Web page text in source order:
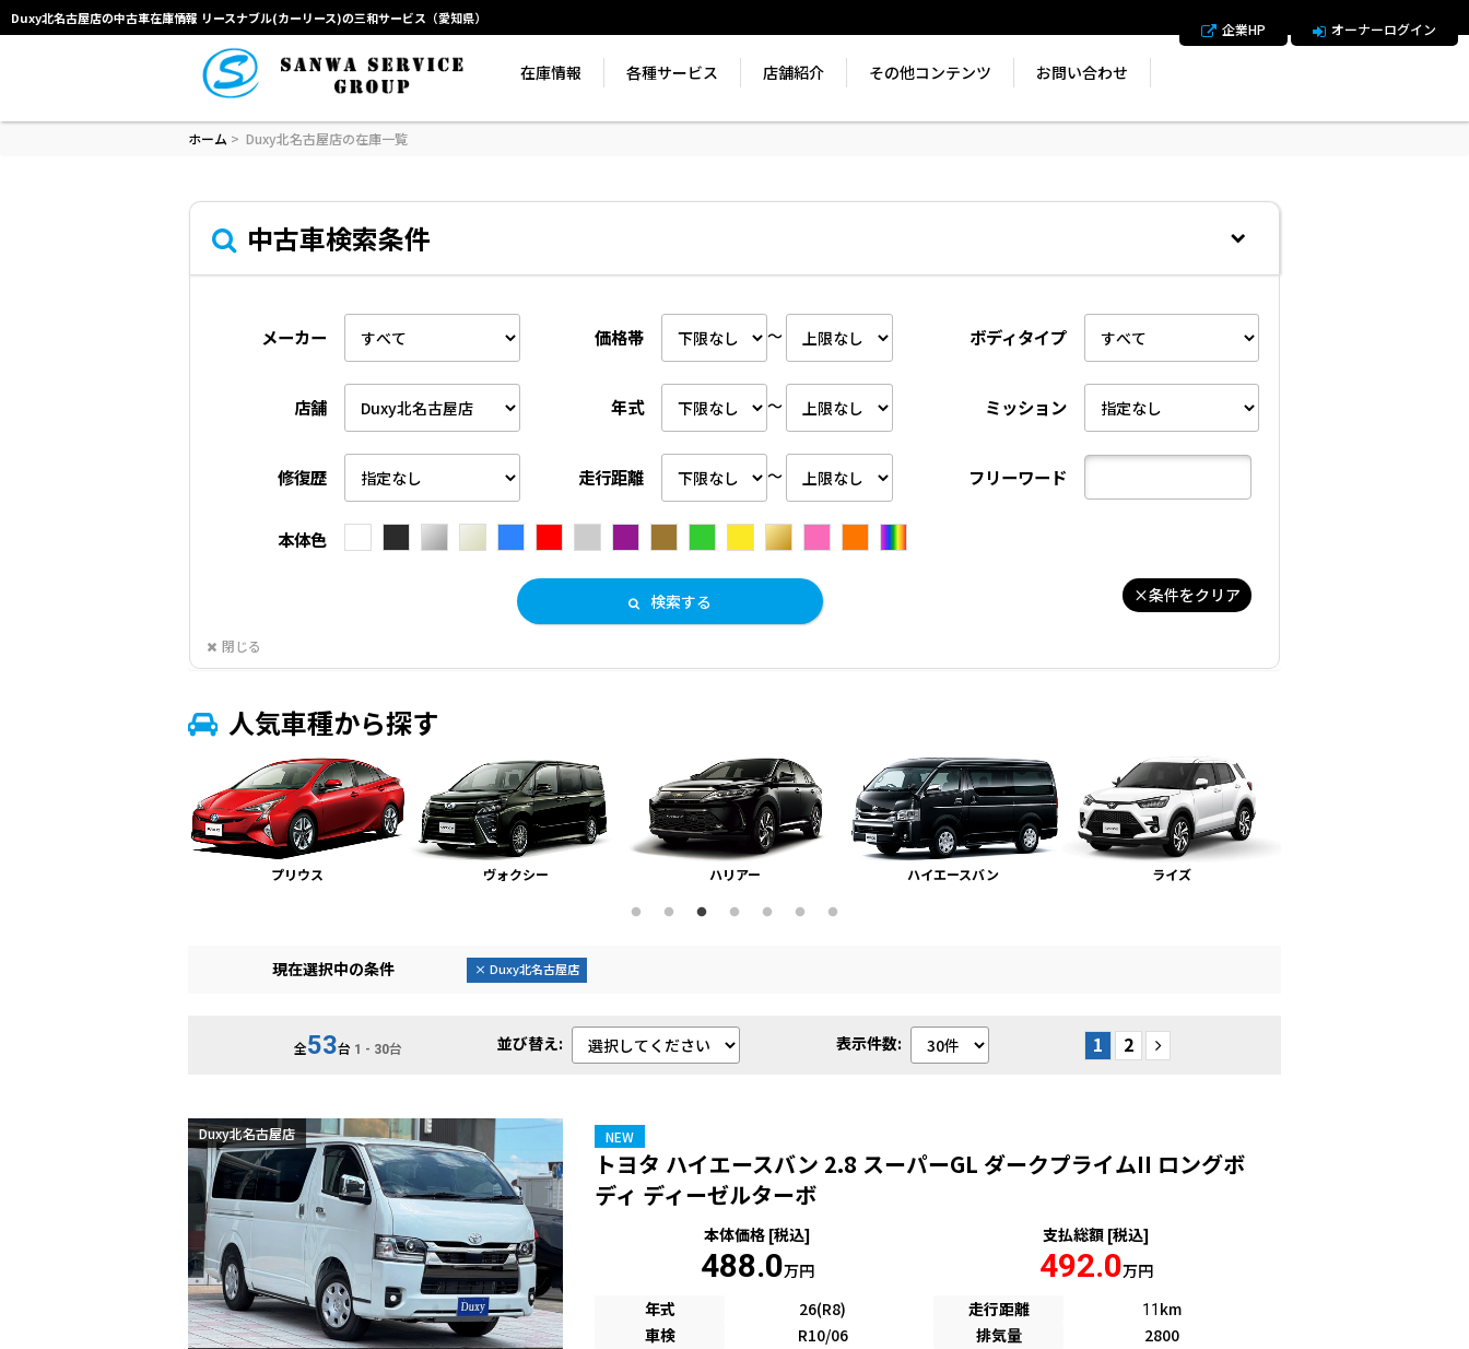
Duxy北名古屋店の中古車在庫情報 リースナブル(カーリース)の三和サービス（愛知県）
企業HP オーナーログイン
在庫情報 各種サービス 店舗紹介 その他コンテンツ お問い合わせ
ホーム > Duxy北名古屋店の在庫一覧
中古車検索条件
メーカー 価格帯 ～ ボディタイプ
店舗 年式 ～ ミッション
修復歴 走行距離 ～ フリーワード
本体色
検索する ×条件をクリア
閉じる
人気車種から探す
プリウス ヴォクシー ハリアー ハイエースバン ライズ
現在選択中の条件 × Duxy北名古屋店
全53台 1 - 30台 並び替え: 表示件数: 1 2
Duxy北名古屋店 NEW
トヨタ ハイエースバン 2.8 スーパーGL ダークプライムII ロングボ
ディ ディーゼルターボ
本体価格 [税込]
488.0万円
支払総額 [税込]
492.0万円
年式
26(R8) 走行距離 11 km
車検
R10/06 排気量
2800